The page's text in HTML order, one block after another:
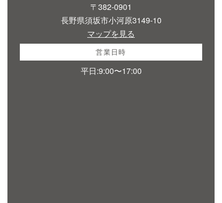
〒382-0901
長野県須坂市小河原3149-10
マップを見る
営業日時
平日:9:00〜17:00